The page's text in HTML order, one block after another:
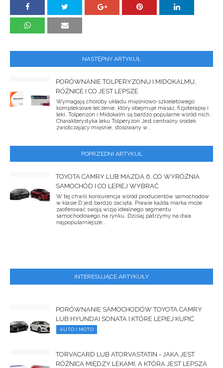
NASTĘPNY ARTYKUŁ
PORÓWNANIE TOLPERYZONU I MIDOKALMU,
RÓŻNICE I CO JEST LEPSZE
Wymagają choroby układu mięśniowo-szkieletowego
kompleksowe leczenie, który obejmuje masaż, fizjoterapię i
leki. Tolperizon i Midokalm są bardzo popularne wśród nich..
Charakterystyka leku Tolperyzon Jest centralny środek
zwiotczający mięśnie, stosowany w...
POPRZEDNI ARTYKUŁ
TOYOTA CAMRY LUB MAZDA 6, CO WYRÓŻNIA
SAMOCHÓD I CO LEPIEJ WYBRAĆ
W tej chwili konkurencja wśród producentów samochodów
w klasie D jest bardzo zacięta. Prawie każda marka może
zaoferować swoją wizję idealnego segmentu
samochodowego na rynku. Dzisiaj patrzymy na dwa
najpopularniejsze...
INTERESUJĄCE ARTYKUŁY
PORÓWNANIE SAMOCHODÓW TOYOTA CAMRY
LUB HYUNDAI SONATA I KTÓRE LEPIEJ KUPIĆ
AUTO I MOTO
TORVACARD LUB ATORVASTATIN - JAKA JEST
RÓŻNICA MIĘDZY LEKAMI, A KTÓRA JEST LEPSZA